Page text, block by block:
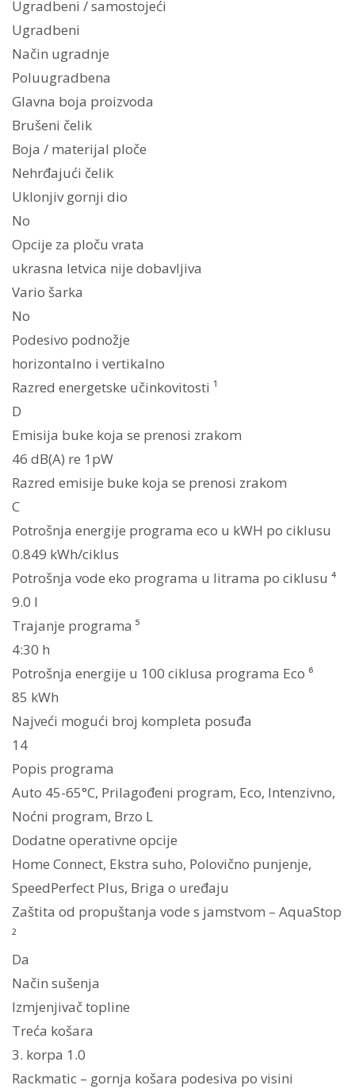
Ugradbeni / samostojeći
Ugradbeni
Način ugradnje
Poluugradbena
Glavna boja proizvoda
Brušeni čelik
Boja / materijal ploče
Nehrđajući čelik
Uklonjiv gornji dio
No
Opcije za ploču vrata
ukrasna letvica nije dobavljiva
Vario šarka
No
Podesivo podnožje
horizontalno i vertikalno
Razred energetske učinkovitosti ¹
D
Emisija buke koja se prenosi zrakom
46 dB(A) re 1pW
Razred emisije buke koja se prenosi zrakom
C
Potrošnja energije programa eco u kWH po ciklusu
0.849 kWh/ciklus
Potrošnja vode eko programa u litrama po ciklusu ⁴
9.0 l
Trajanje programa ⁵
4:30 h
Potrošnja energije u 100 ciklusa programa Eco ⁶
85 kWh
Najveći mogući broj kompleta posuđa
14
Popis programa
Auto 45-65°C, Prilagođeni program, Eco, Intenzivno,
Noćni program, Brzo L
Dodatne operativne opcije
Home Connect, Ekstra suho, Polovično punjenje,
SpeedPerfect Plus, Briga o uređaju
Zaštita od propuštanja vode s jamstvom – AquaStop
²
Da
Način sušenja
Izmjenjivač topline
Treća košara
3. korpa 1.0
Rackmatic – gornja košara podesiva po visini